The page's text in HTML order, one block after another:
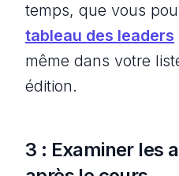
temps, que vous
tableau des leaders
même dans votre
édition.
3 : Examiner les